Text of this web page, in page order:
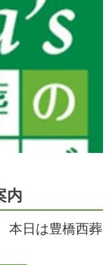
内
日は豊橋西葬